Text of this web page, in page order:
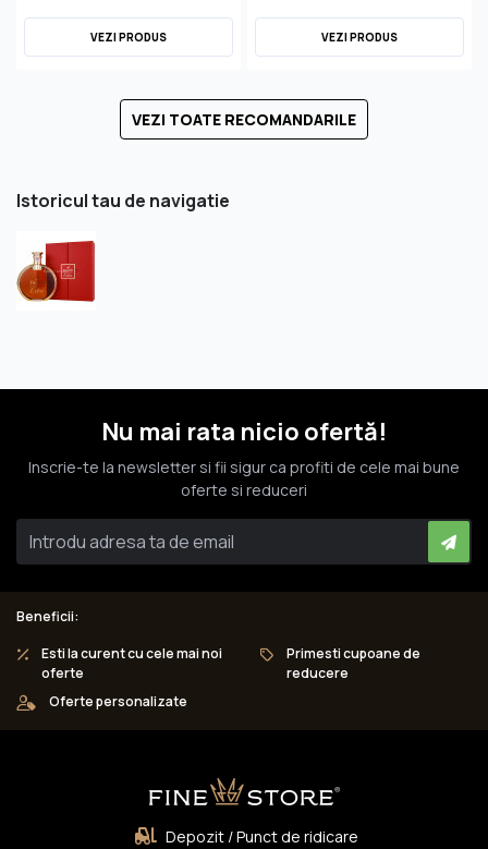
VEZI PRODUS VEZI PRODUS
VEZI TOATE RECOMANDARILE
Istoricul tau de navigatie
Nu mai rata nicio ofertă!
Inscrie-te la newsletter si fii sigur ca profiti de cele mai bune
oferte si reduceri
Beneficii:
Esti la curent cu cele mai noi
oferte
Primesti cupoane de
reducere
Oferte personalizate
Depozit / Punct de ridicare